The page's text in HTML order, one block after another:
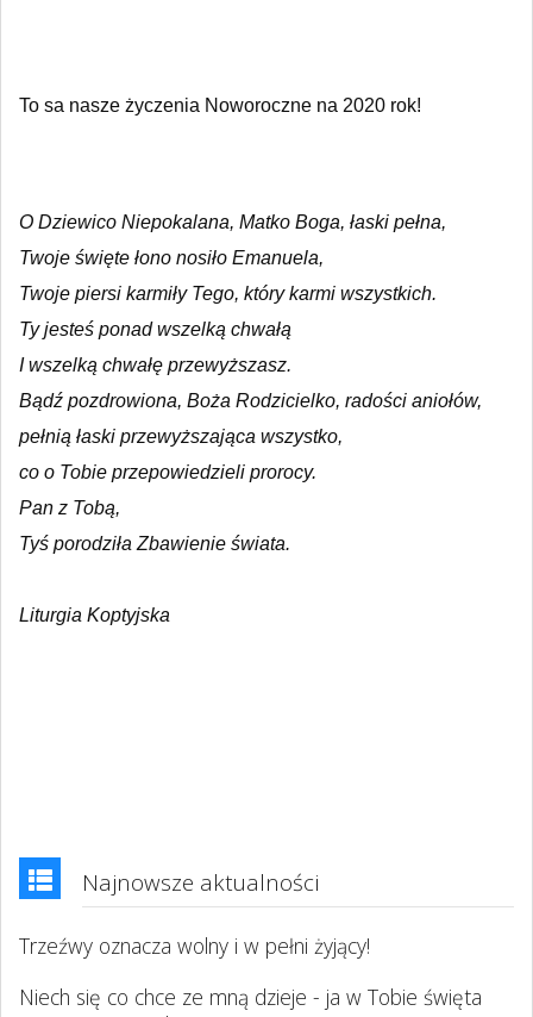
To sa nasze życzenia Noworoczne na 2020 rok!
O Dziewico Niepokalana, Matko Boga, łaski pełna,
Twoje święte łono nosiło Emanuela,
Twoje piersi karmiły Tego, który karmi wszystkich.
Ty jesteś ponad wszelką chwałą
I wszelką chwałę przewyższasz.
Bądź pozdrowiona, Boża Rodzicielko, radości aniołów,
pełnią łaski przewyższająca wszystko,
co o Tobie przepowiedzieli prorocy.
Pan z Tobą,
Tyś porodziła Zbawienie świata.
Liturgia Koptyjska
Najnowsze aktualności
Trzeźwy oznacza wolny i w pełni żyjący!
Niech się co chce ze mną dzieje - ja w Tobie święta